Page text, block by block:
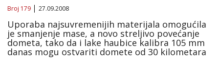
Broj 179 27.09.2008
Uporaba najsuvremenijih materijala omogućila
je smanjenje mase, a novo streljivo povećanje
dometa, tako da i lake haubice kalibra 105 mm
danas mogu ostvariti domete od 30 kilometara